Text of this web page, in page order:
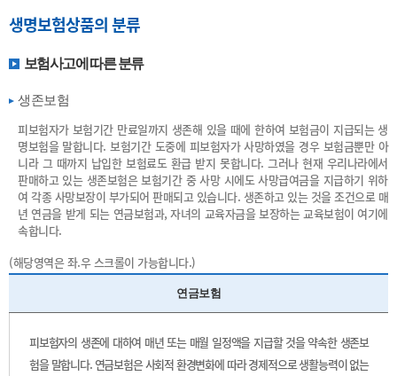
생명보험상품의 분류
보험사고에 따른 분류
생존보험
피보험자가 보험기간 만료일까지 생존해 있을 때에 한하여 보험금이 지급되는 생
명보험을 말합니다. 보험기간 도중에 피보험자가 사망하였을 경우 보험금뿐만 아
니라 그 때까지 납입한 보험료도 환급 받지 못합니다. 그러나 현재 우리나라에서
판매하고 있는 생존보험은 보험기간 중 사망 시에도 사망급여금을 지급하기 위하
여 각종 사망보장이 부가되어 판매되고 있습니다. 생존하고 있는 것을 조건으로 매
년 연금을 받게 되는 연금보험과, 자녀의 교육자금을 보장하는 교육보험이 여기에
속합니다.
(해당영역은 좌.우 스크롤이 가능합니다.)
연금보험
피보험자의 생존에 대하여 매년 또는 매월 일정액을 지급할 것을 약속한 생존보
험을 말합니다. 연금보험은 사회적 환경변화에 따라 경제적으로 생활능력이 없는